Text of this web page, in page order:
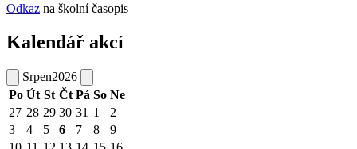
Odkaz na školní časopis
Kalendář akcí
Srpen2026
Po Út St Čt Pá So Ne
27 28 29 30 31 1
2
3
4 5 6 7 8
9